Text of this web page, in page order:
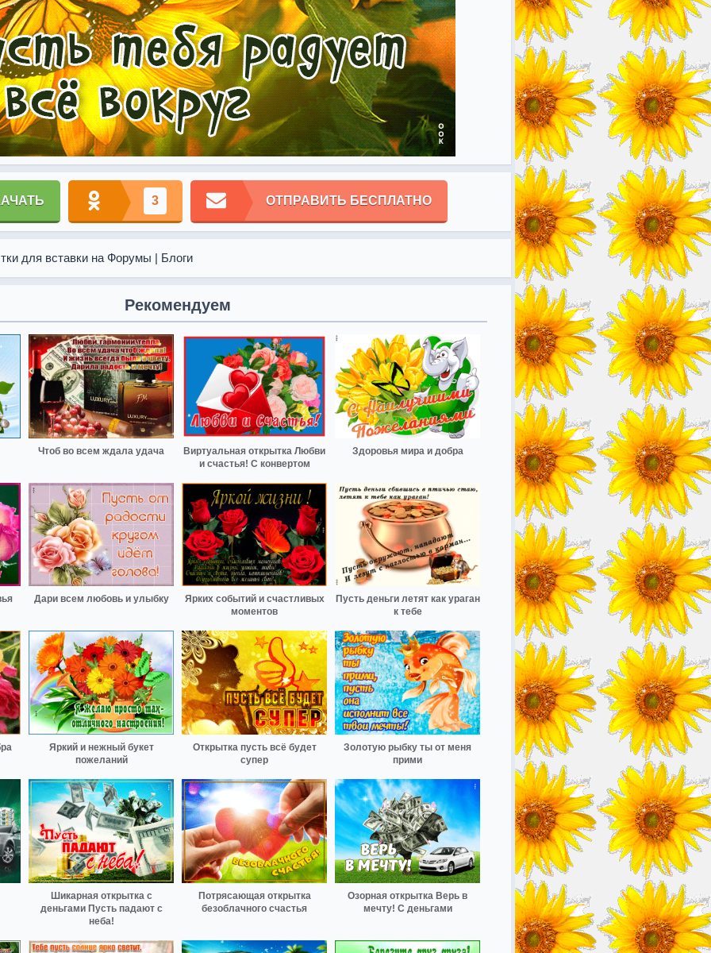
3 ОТПРАВИТЬ БЕСПЛАТНО
для вставки на Форумы | Блоги
Рекомендуем
Чтоб во всем ждала удача
Виртуальная открытка Любви
и счастья! С конвертом
Здоровья мира и добра
Дари всем любовь и улыбку
Ярких событий и счастливых
моментов
Пусть деньги летят как ураган
к тебе
Яркий и нежный букет
пожеланий
Открытка пусть всё будет
супер
Золотую рыбку ты от меня
прими
Шикарная открытка с
деньгами Пусть падают с
неба!
Потрясающая открытка
безоблачного счастья
Озорная открытка Верь в
мечту! С деньгами